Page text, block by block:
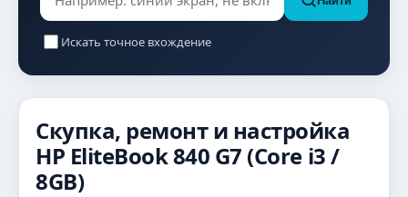
Искать точное вхождение
Скупка, ремонт и настройка
HP EliteBook 840 G7 (Core i3 /
8GB)